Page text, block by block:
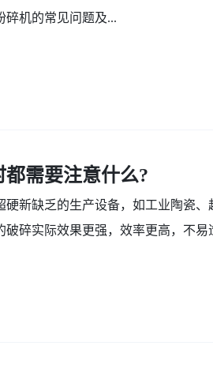
碎机的常见问题及...
需要注意什么?
硬新缺乏的生产设备，如工业陶瓷
破碎实际效果更强，效率更高，不易